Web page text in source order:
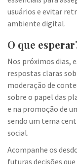
usuários e evitar
ambiente digital.
O que
Nos próximos dias,
respostas claras
moderação de
sobre o papel das
e na promoção de
sendo um tema
social.
Acompanhe os
futuras decisões